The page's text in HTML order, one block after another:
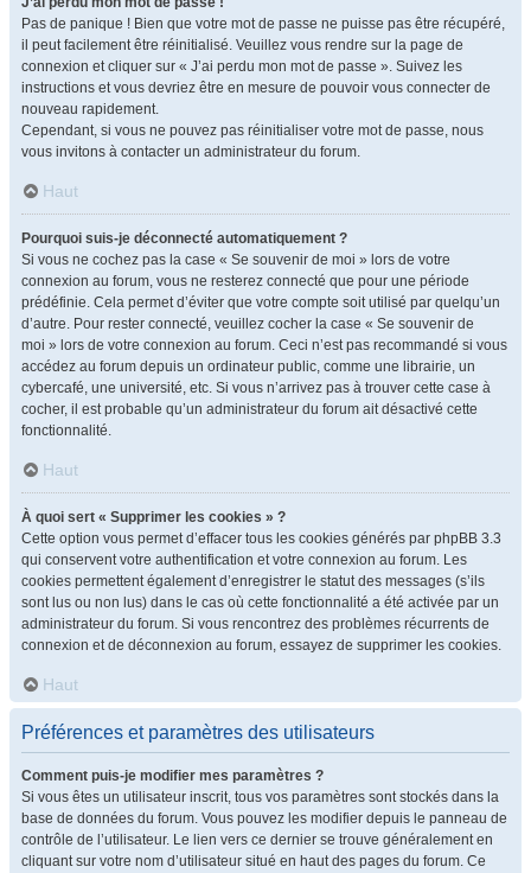
Pas de panique ! Bien que votre mot de passe ne puisse pas être récupéré,
il peut facilement être réinitialisé. Veuillez vous rendre sur la page de
connexion et cliquer sur « J’ai perdu mon mot de passe ». Suivez les
instructions et vous devriez être en mesure de pouvoir vous connecter de
nouveau rapidement.
Cependant, si vous ne pouvez pas réinitialiser votre mot de passe, nous
vous invitons à contacter un administrateur du forum.
Haut
Pourquoi suis-je déconnecté automatiquement ?
Si vous ne cochez pas la case « Se souvenir de moi » lors de votre
connexion au forum, vous ne resterez connecté que pour une période
prédéfinie. Cela permet d’éviter que votre compte soit utilisé par quelqu’un
d’autre. Pour rester connecté, veuillez cocher la case « Se souvenir de
moi » lors de votre connexion au forum. Ceci n’est pas recommandé si vous
accédez au forum depuis un ordinateur public, comme une librairie, un
cybercafé, une université, etc. Si vous n’arrivez pas à trouver cette case à
cocher, il est probable qu’un administrateur du forum ait désactivé cette
fonctionnalité.
Haut
À quoi sert « Supprimer les cookies » ?
Cette option vous permet d’effacer tous les cookies générés par phpBB 3.3
qui conservent votre authentification et votre connexion au forum. Les
cookies permettent également d’enregistrer le statut des messages (s’ils
sont lus ou non lus) dans le cas où cette fonctionnalité a été activée par un
administrateur du forum. Si vous rencontrez des problèmes récurrents de
connexion et de déconnexion au forum, essayez de supprimer les cookies.
Haut
Préférences et paramètres des utilisateurs
Comment puis-je modifier mes paramètres ?
Si vous êtes un utilisateur inscrit, tous vos paramètres sont stockés dans la
base de données du forum. Vous pouvez les modifier depuis le panneau de
contrôle de l’utilisateur. Le lien vers ce dernier se trouve généralement en
cliquant sur votre nom d’utilisateur situé en haut des pages du forum. Ce